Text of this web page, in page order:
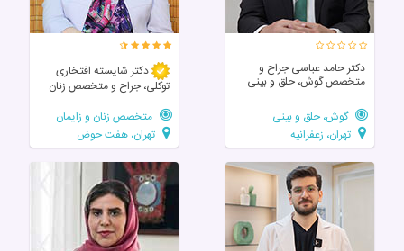
دکتر حامد عباسی جراح و
متخصص گوش، حلق و بینی
گوش، حلق و بینی
تهران، زعفرانیه
دکتر شایسته افتخاری
توکلی، جراح و متخصص زنان
متخصص زنان و زایمان
تهران، هفت حوض